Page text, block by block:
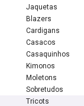
Jaquetas
Blazers
Cardigans
Casacos
Casaquinhos
Kimonos
Moletons
Sobretudos
Tricots